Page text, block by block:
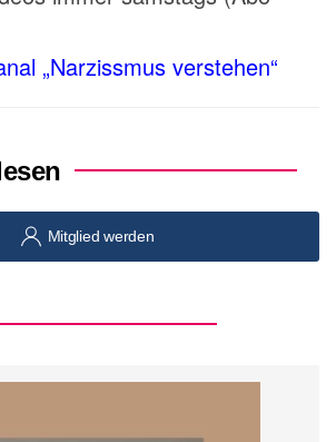
„Narzissmus verstehen“
Mitglied werden